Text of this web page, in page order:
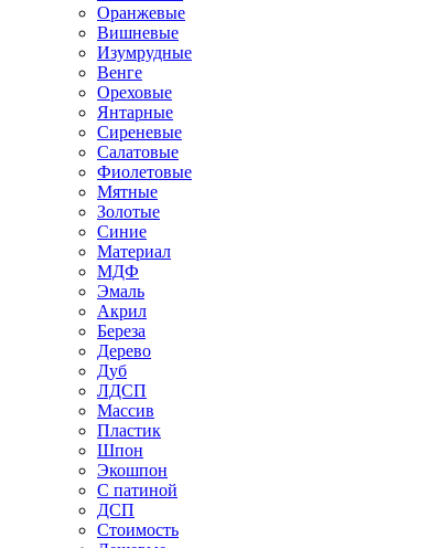
Оранжевые
Вишневые
Изумрудные
Венге
Ореховые
Янтарные
Сиреневые
Салатовые
Фиолетовые
Мятные
Золотые
Синие
Материал
МДФ
Эмаль
Акрил
Береза
Дерево
Дуб
ЛДСП
Массив
Пластик
Шпон
Экошпон
С патиной
ДСП
Стоимость